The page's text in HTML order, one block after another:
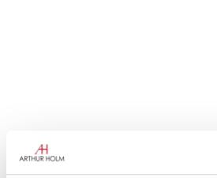
Le Arthur Holm Van continue
monde pour présenter au